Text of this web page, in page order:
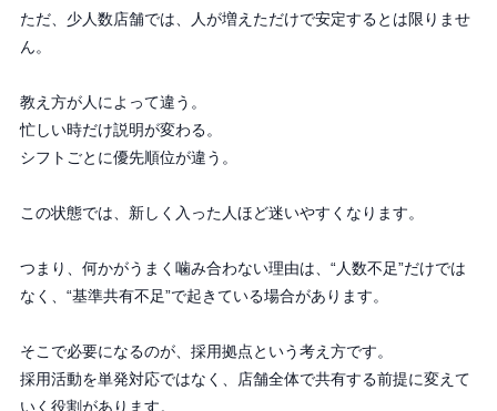
ただ、少人数店舗では、人が増えただけで安定するとは限りませ
ん。
教え方が人によって違う。
忙しい時だけ説明が変わる。
シフトごとに優先順位が違う。
この状態では、新しく入った人ほど迷いやすくなります。
つまり、何かがうまく噛み合わない理由は、“人数不足”だけでは
なく、“基準共有不足”で起きている場合があります。
そこで必要になるのが、採用拠点という考え方です。
採用活動を単発対応ではなく、店舗全体で共有する前提に変えて
いく役割があります。